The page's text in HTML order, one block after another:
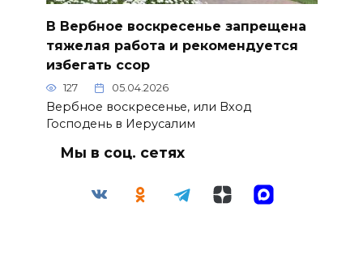
В Вербное воскресенье запрещена
тяжелая работа и рекомендуется
избегать ссор
127 05.04.2026
Вербное воскресенье, или Вход
Господень в Иерусалим
Мы в соц. сетях